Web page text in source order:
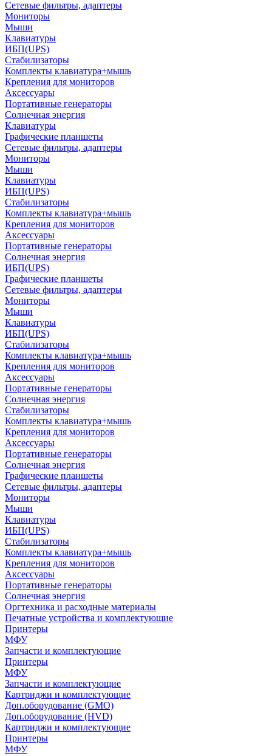
Сетевые фильтры, адаптеры
Мониторы
Мыши
Клавиатуры
ИБП(UPS)
Стабилизаторы
Комплекты клавиатура+мышь
Крепления для мониторов
Аксессуары
Портативные генераторы
Солнечная энергия
Клавиатуры
Графические планшеты
Сетевые фильтры, адаптеры
Мониторы
Мыши
Клавиатуры
ИБП(UPS)
Стабилизаторы
Комплекты клавиатура+мышь
Крепления для мониторов
Аксессуары
Портативные генераторы
Солнечная энергия
ИБП(UPS)
Графические планшеты
Сетевые фильтры, адаптеры
Мониторы
Мыши
Клавиатуры
ИБП(UPS)
Стабилизаторы
Комплекты клавиатура+мышь
Крепления для мониторов
Аксессуары
Портативные генераторы
Солнечная энергия
Стабилизаторы
Комплекты клавиатура+мышь
Крепления для мониторов
Аксессуары
Портативные генераторы
Солнечная энергия
Графические планшеты
Сетевые фильтры, адаптеры
Мониторы
Мыши
Клавиатуры
ИБП(UPS)
Стабилизаторы
Комплекты клавиатура+мышь
Крепления для мониторов
Аксессуары
Портативные генераторы
Солнечная энергия
Оргтехника и расходные материалы
Печатные устройства и комплектующие
Принтеры
МФУ
Запчасти и комплектующие
Принтеры
МФУ
Запчасти и комплектующие
Картриджи и комплектующие
Доп.оборудование (GMO)
Доп.оборудование (HVD)
Картриджи и комплектующие
Принтеры
МФУ